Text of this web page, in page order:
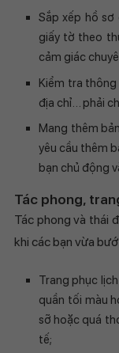
Sắp xếp hồ
giấy tờ theo
cảm giác
Kiểm tra thông
địa chỉ… phải
Mang thêm
yêu cầu thêm
bạn chủ động
Tác phong,
Tác phong và thái
khi các bạn vừa
Trang phục
quần tối màu
sỡ hoặc quá
tế;